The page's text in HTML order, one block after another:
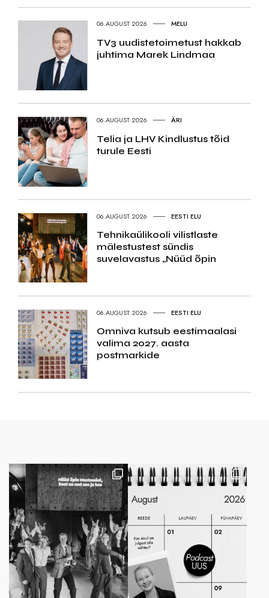
06.AUGUST 2026 MELU
TV3 uudistetoimetust hakkab
juhtima Marek Lindmaa
06.AUGUST 2026 ÄRI
Telia ja LHV Kindlustus tõid
turule Eesti
06.AUGUST 2026 EESTI ELU
Tehnikaülikooli vilistlaste
mälestustest sündis
suvelavastus „Nüüd õpin
06.AUGUST 2026 EESTI ELU
Omniva kutsub eestimaalasi
valima 2027. aasta
postmarkide